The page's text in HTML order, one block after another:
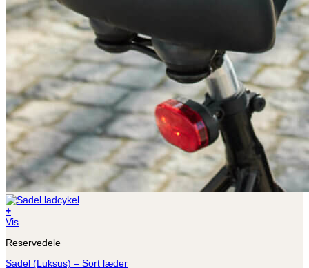
+
Vis
Reservedele
Sadel (Luksus) – Sort læder